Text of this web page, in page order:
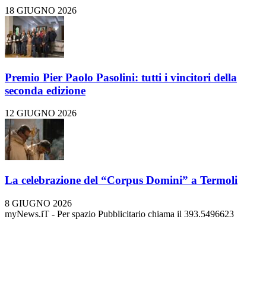
18 GIUGNO 2026
Premio Pier Paolo Pasolini: tutti i vincitori della
seconda edizione
12 GIUGNO 2026
La celebrazione del “Corpus Domini” a Termoli
8 GIUGNO 2026
myNews.iT - Per spazio Pubblicitario chiama il 393.5496623